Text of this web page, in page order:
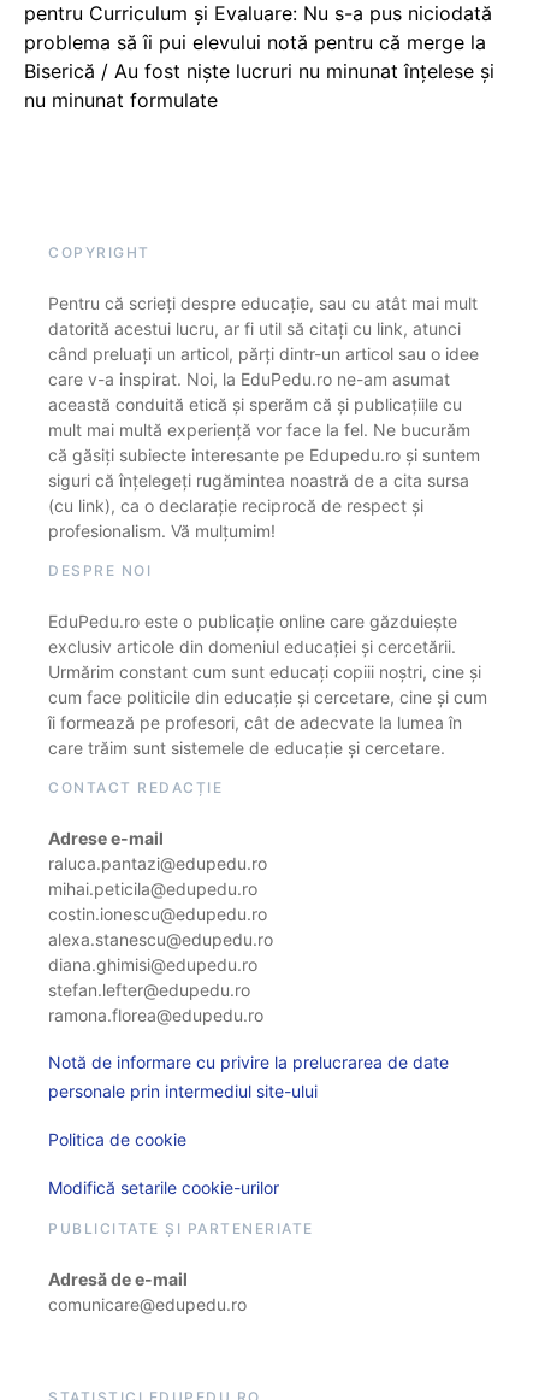
pentru Curriculum și Evaluare: Nu s-a pus niciodată
problema să îi pui elevului notă pentru că merge la
Biserică / Au fost niște lucruri nu minunat înțelese și
nu minunat formulate
COPYRIGHT
Pentru că scrieți despre educație, sau cu atât mai mult
datorită acestui lucru, ar fi util să citați cu link, atunci
când preluați un articol, părți dintr-un articol sau o idee
care v-a inspirat. Noi, la EduPedu.ro ne-am asumat
această conduită etică și sperăm că și publicațiile cu
mult mai multă experiență vor face la fel. Ne bucurăm
că găsiți subiecte interesante pe Edupedu.ro și suntem
siguri că înțelegeți rugămintea noastră de a cita sursa
(cu link), ca o declarație reciprocă de respect și
profesionalism. Vă mulțumim!
DESPRE NOI
EduPedu.ro este o publicație online care găzduiește
exclusiv articole din domeniul educației și cercetării.
Urmărim constant cum sunt educați copiii noștri, cine și
cum face politicile din educație și cercetare, cine și cum
îi formează pe profesori, cât de adecvate la lumea în
care trăim sunt sistemele de educație și cercetare.
CONTACT REDACȚIE
Adrese e-mail
raluca.pantazi@edupedu.ro
mihai.peticila@edupedu.ro
costin.ionescu@edupedu.ro
alexa.stanescu@edupedu.ro
diana.ghimisi@edupedu.ro
stefan.lefter@edupedu.ro
ramona.florea@edupedu.ro
Notă de informare cu privire la prelucrarea de date
personale prin intermediul site-ului
Politica de cookie
Modifică setarile cookie-urilor
PUBLICITATE ȘI PARTENERIATE
Adresă de e-mail
comunicare@edupedu.ro